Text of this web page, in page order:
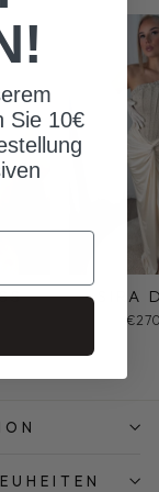
SIRA
Sie 10€